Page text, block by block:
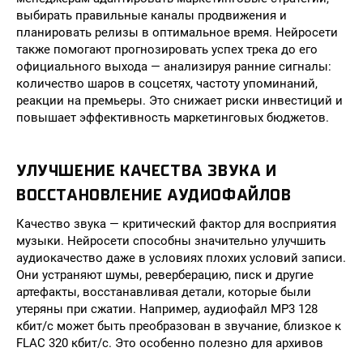
выбирать правильные каналы продвижения и
планировать релизы в оптимальное время. Нейросети
также помогают прогнозировать успех трека до его
официального выхода — анализируя ранние сигналы:
количество шаров в соцсетях, частоту упоминаний,
реакции на премьеры. Это снижает риски инвестиций и
повышает эффективность маркетинговых бюджетов.
УЛУЧШЕНИЕ КАЧЕСТВА ЗВУКА И
ВОССТАНОВЛЕНИЕ АУДИОФАЙЛОВ
Качество звука — критический фактор для восприятия
музыки. Нейросети способны значительно улучшить
аудиокачество даже в условиях плохих условий записи.
Они устраняют шумы, реверберацию, писк и другие
артефакты, восстанавливая детали, которые были
утеряны при сжатии. Например, аудиофайл MP3 128
кбит/с может быть преобразован в звучание, близкое к
FLAC 320 кбит/с. Это особенно полезно для архивов